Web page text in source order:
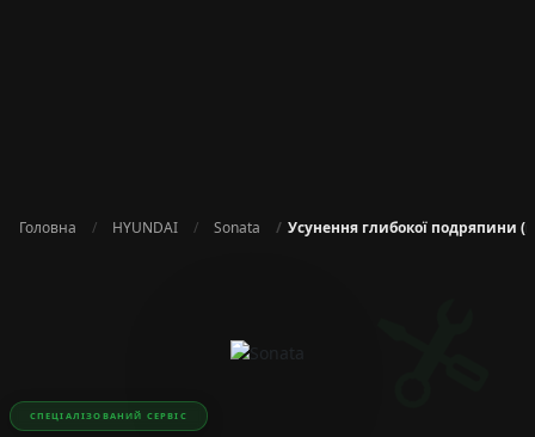
Головна HYUNDAI Sonata Усунення глибокої подряпини
СПЕЦІАЛІЗОВАНИЙ СЕРВІС